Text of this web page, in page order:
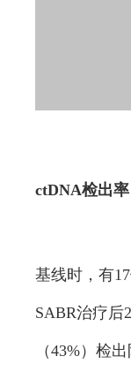
ctDNA检出率
基线时，有
SABR治疗后
（43%）检